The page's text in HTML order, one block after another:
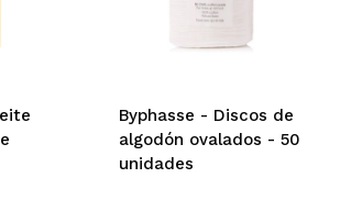
Byphasse - Discos de
algodón ovalados - 50
unidades